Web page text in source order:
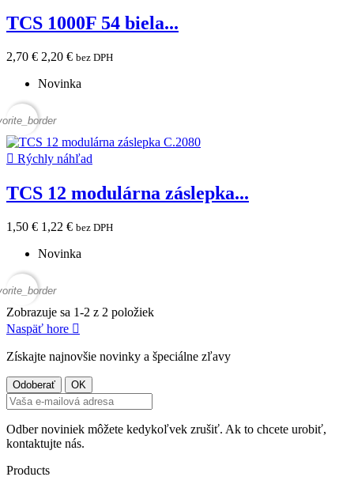
TCS 1000F 54 biela...
2,70 € 2,20 € bez DPH
Novinka
 Rýchly náhľad
TCS 12 modulárna záslepka...
1,50 € 1,22 € bez DPH
Novinka
Zobrazuje sa 1-2 z 2 položiek
Naspäť hore 
Získajte najnovšie novinky a špeciálne zľavy
Odber noviniek môžete kedykoľvek zrušiť. Ak to chcete urobiť,
kontaktujte nás.
Products